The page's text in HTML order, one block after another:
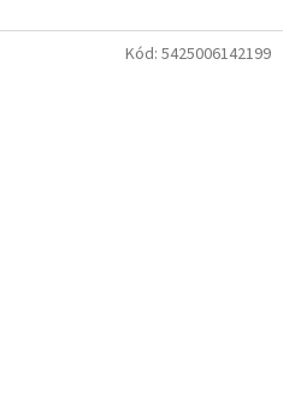
Kód: 5425006142199